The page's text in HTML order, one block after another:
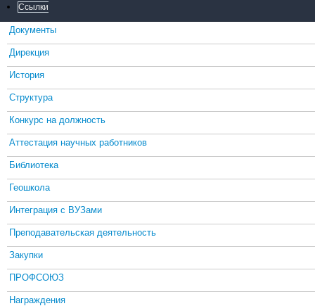
Ссылки
Документы
Дирекция
История
Структура
Конкурс на должность
Аттестация научных работников
Библиотека
Геошкола
Интеграция с ВУЗами
Преподавательская деятельность
Закупки
ПРОФСОЮЗ
Награждения